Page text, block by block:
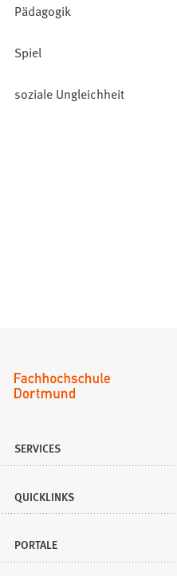
Pädagogik
Spiel
soziale Ungleichheit
SERVICES
QUICKLINKS
PORTALE